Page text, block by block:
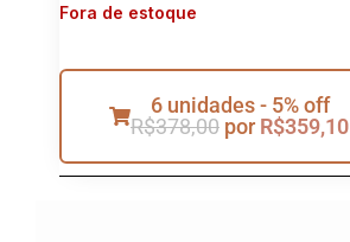
Fora de estoque
6 unidades - 5% off
R$378,00 por R$359,10